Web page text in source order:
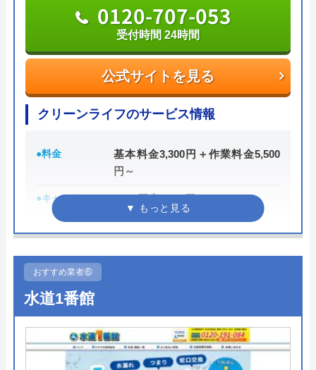
公式サイトを見る
0120-74-6211
受付時間 ―
株式会社熱研メンテナンス
代表者 三浦吉克
創業・設立 昭和54年05月創業 平成2年04月設立
所在地
熱研メンテナンスのクチコミ on
公式サイトを見る
0120-707-053
受付時間 24時間
クリーンライフのサービス情報
●料金
基本料金3,300円＋作業料金5,500
円～
●キャンペーン
WEB限定3,000円OFF
※10,000円以上で適用
●受付時間
●定休日
●出張見積もり 出張見積もり無料
●支払い方法
現金、銀行振込、クレジットカー
おすすめ業者⑥
水道1番館